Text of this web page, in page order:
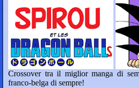
Crossover tra il miglior manga di
franco-belga di sempre!